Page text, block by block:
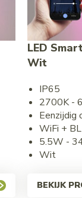
LED
Wit
IP65
2700K -
Eenzijdig
WiFi +
5.5W -
Wit
BEKIJK